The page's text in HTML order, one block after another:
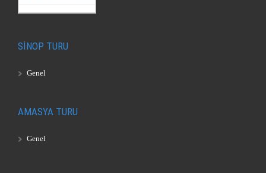
SİNOP TURU
Genel
AMASYA TURU
Genel